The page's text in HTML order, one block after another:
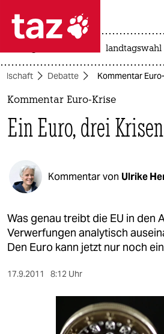
 taz zahl ich
taz zahl ich
politik
öko
gesellschaft
kultur
sport
berlin
landtagswahl
Debatte Kommentar
Kommentar Euro-Krise
Ein Euro, drei Krisen
Kommentar von Ulrike
Was genau treibt die EU in den
Verwerfungen analytisch
Den Euro kann jetzt nur noch
17.9.2011 8:12 Uhr